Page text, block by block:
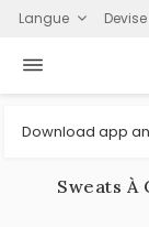
Langue Devise
Download app
Sweats À